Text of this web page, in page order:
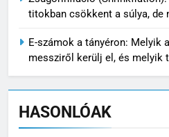
titokban csökkent a súlya, de
E-számok a tányéron: Melyik
messziről kerülj el, és melyik
HASONLÓAK